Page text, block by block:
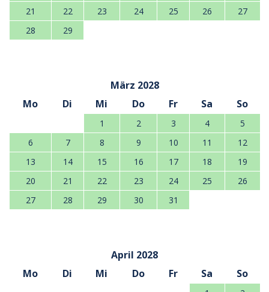
21
22 23 24 25 26
27
28
29
März 2028
Mo
Di Mi Do Fr Sa So
1 2 3 4
5
6
7 8 9 10 11
12
13
14 15 16 17 18
19
20
21 22 23 24 25
26
27
28 29 30 31
April 2028
Mo
Di Mi Do Fr Sa So